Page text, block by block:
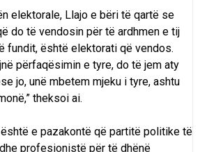
elektorale, Llajo e bëri të qartë se
do të vendosin për të ardhmen e tij
fundit, është elektorati që vendos.
përfaqësimin e tyre, do të jem aty
jo, unë mbetem mjeku i tyre, ashtu
theksoi ai.
e pazakontë që partitë politike të
profesionistë për të dhënë